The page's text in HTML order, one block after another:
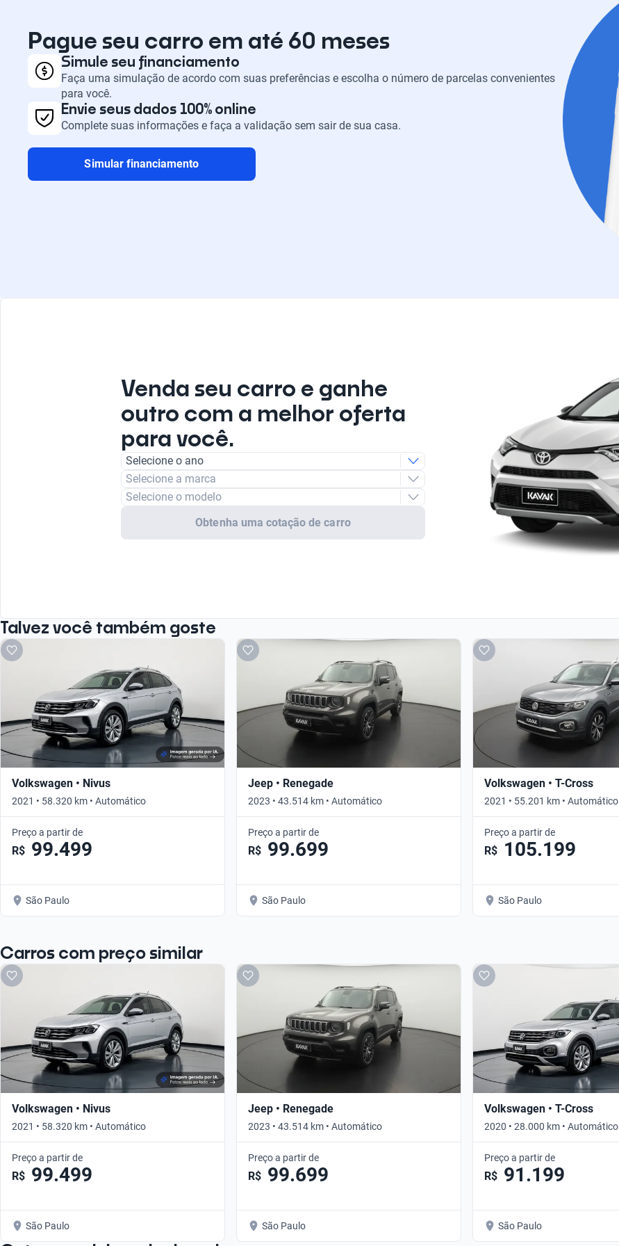
Pague seu carro em até 60 meses
Simule seu financiamento
Faça uma simulação de acordo com suas preferências e escolha o número de parcelas convenientes
para você.
Envie seus dados 100% online
Complete suas informações e faça a validação sem sair de sua casa.
Simular financiamento
Venda seu carro e ganhe
outro com a melhor oferta
para você.
Selecione o ano
Selecione a marca
Selecione o modelo
Obtenha uma cotação de carro
Talvez você também goste
Volkswagen • Nivus
2021 • 58.320 km • Automático
Preço a partir de
R$ 99.499
São Paulo
Jeep • Renegade
2023 • 43.514 km • Automático
Preço a partir de
R$ 99.699
São Paulo
Volkswagen • T-Cross
2021 • 55.201 km • Automático
Preço a partir de
R$ 105.199
São Paulo
Carros com preço similar
Volkswagen • Nivus
2021 • 58.320 km • Automático
Preço a partir de
R$ 99.499
São Paulo
Jeep • Renegade
2023 • 43.514 km • Automático
Preço a partir de
R$ 99.699
São Paulo
Volkswagen • T-Cross
2020 • 28.000 km • Automático
Preço a partir de
R$ 91.199
São Paulo